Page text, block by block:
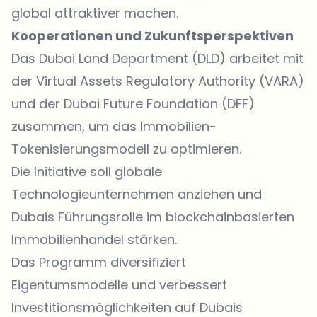
global attraktiver machen.
Kooperationen und Zukunftsperspektiven
Das Dubai Land Department (DLD) arbeitet mit
der Virtual Assets Regulatory Authority (VARA)
und der Dubai Future Foundation (DFF)
zusammen, um das Immobilien-
Tokenisierungsmodell zu optimieren.
Die Initiative soll globale
Technologieunternehmen anziehen und
Dubais Führungsrolle im blockchainbasierten
Immobilienhandel stärken.
Das Programm diversifiziert
Eigentumsmodelle und verbessert
Investitionsmöglichkeiten auf Dubais